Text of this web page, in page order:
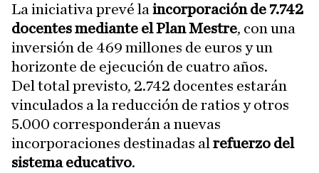
La iniciativa prevé la incorporación de 7.742
docentes mediante el Plan Mestre, con una
inversión de 469 millones de euros y un
horizonte de ejecución de cuatro años.
Del total previsto, 2.742 docentes estarán
vinculados a la reducción de ratios y otros
5.000 corresponderán a nuevas
incorporaciones destinadas al refuerzo del
sistema educativo.